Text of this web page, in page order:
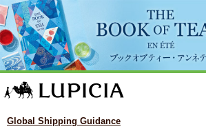
Global Shipping Guidance